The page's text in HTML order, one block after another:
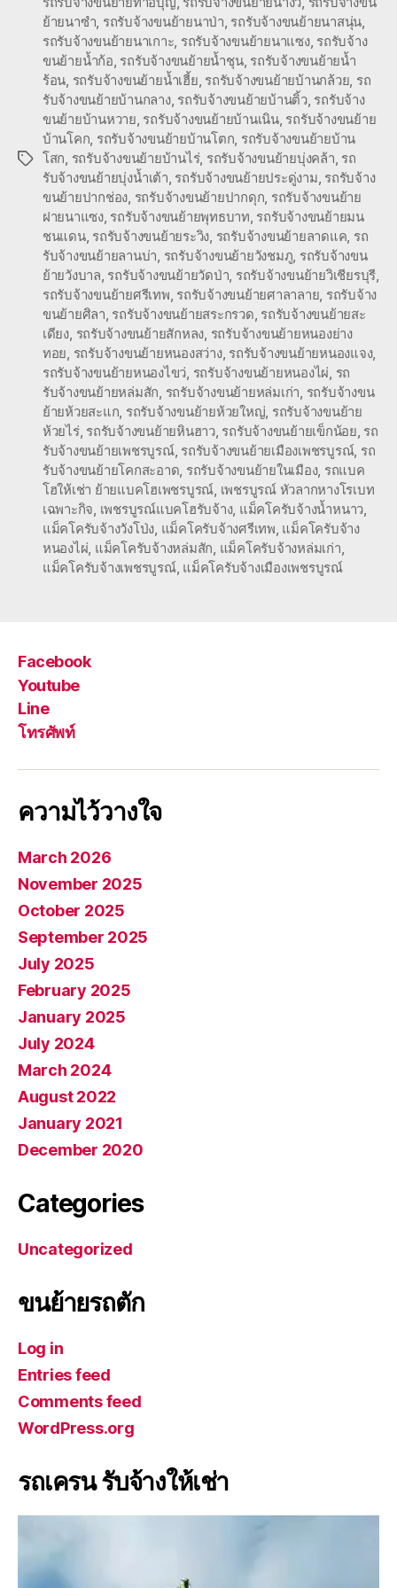
Tags
ย้ายนาซำ, รถรับจ้างขนย้ายนาป่า, รถรับจ้างขนย้ายนาสนุ่น,
รถรับจ้างขนย้ายนาเกาะ, รถรับจ้างขนย้ายนาแซง, รถรับจ้าง
ขนย้ายน้ำก้อ, รถรับจ้างขนย้ายน้ำชุน, รถรับจ้างขนย้ายน้ำ
ร้อน, รถรับจ้างขนย้ายน้ำเฮี้ย, รถรับจ้างขนย้ายบ้านกล้วย, รถ
รับจ้างขนย้ายบ้านกลาง, รถรับจ้างขนย้ายบ้านติ้ว, รถรับจ้าง
ขนย้ายบ้านหวาย, รถรับจ้างขนย้ายบ้านเนิน, รถรับจ้างขนย้าย
บ้านโคก, รถรับจ้างขนย้ายบ้านโตก, รถรับจ้างขนย้ายบ้าน
โสก, รถรับจ้างขนย้ายบ้านไร่, รถรับจ้างขนย้ายบุ่งคล้า, รถ
รับจ้างขนย้ายบุ่งน้ำเต้า, รถรับจ้างขนย้ายประดู่งาม, รถรับจ้าง
ขนย้ายปากช่อง, รถรับจ้างขนย้ายปากดุก, รถรับจ้างขนย้าย
ฝายนาแซง, รถรับจ้างขนย้ายพุทธบาท, รถรับจ้างขนย้ายมน
ชนแดน, รถรับจ้างขนย้ายระวิง, รถรับจ้างขนย้ายลาดแค, รถ
รับจ้างขนย้ายลานบ่า, รถรับจ้างขนย้ายวังชมภู, รถรับจ้างขน
ย้ายวังบาล, รถรับจ้างขนย้ายวัดป่า, รถรับจ้างขนย้ายวิเชียรบุรี,
รถรับจ้างขนย้ายศรีเทพ, รถรับจ้างขนย้ายศาลาลาย, รถรับจ้าง
ขนย้ายศิลา, รถรับจ้างขนย้ายสระกรวด, รถรับจ้างขนย้ายสะ
เดียง, รถรับจ้างขนย้ายสักหลง, รถรับจ้างขนย้ายหนองย่าง
ทอย, รถรับจ้างขนย้ายหนองสว่าง, รถรับจ้างขนย้ายหนองแจง,
รถรับจ้างขนย้ายหนองไขว่, รถรับจ้างขนย้ายหนองไผ่, รถ
รับจ้างขนย้ายหล่มสัก, รถรับจ้างขนย้ายหล่มเก่า, รถรับจ้างขน
ย้ายห้วยสะแก, รถรับจ้างขนย้ายห้วยใหญ่, รถรับจ้างขนย้าย
ห้วยไร่, รถรับจ้างขนย้ายหินฮาว, รถรับจ้างขนย้ายเข็กน้อย, รถ
รับจ้างขนย้ายเพชรบูรณ์, รถรับจ้างขนย้ายเมืองเพชรบูรณ์, รถ
รับจ้างขนย้ายโคกสะอาด, รถรับจ้างขนย้ายในเมือง, รถแบค
โฮให้เช่า ย้ายแบคโฮเพชรบูรณ์, เพชรบูรณ์ หัวลากหางโรเบท
เฉพาะกิจ, เพชรบูรณ์แบคโฮรับจ้าง, แม็คโครับจ้างน้ำหนาว,
แม็คโครับจ้างวังโป่ง, แม็คโครับจ้างศรีเทพ, แม็คโครับจ้าง
หนองไผ่, แม็คโครับจ้างหล่มสัก, แม็คโครับจ้างหล่มเก่า,
แม็คโครับจ้างเพชรบูรณ์, แม็คโครับจ้างเมืองเพชรบูรณ์
Facebook
Youtube
Line
โทรศัพท์
ความไว้วางใจ
March 2026
November 2025
October 2025
September 2025
July 2025
February 2025
January 2025
July 2024
March 2024
August 2022
January 2021
December 2020
Categories
Uncategorized
ขนย้ายรถตัก
Log in
Entries feed
Comments feed
WordPress.org
รถเครน รับจ้างให้เช่า